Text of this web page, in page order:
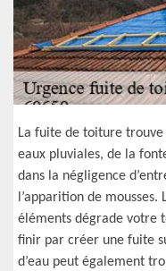
La fuite de toiture trouve
eaux pluviales, de la
dans la négligence
l’apparition de
éléments dégrade votre
finir par créer une fuite
d’eau peut également